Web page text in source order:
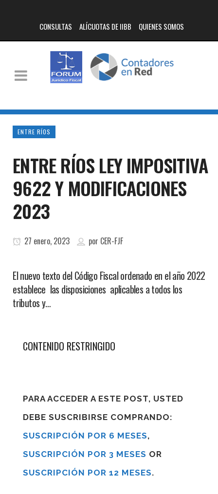
CONSULTAS ALÍCUOTAS DE IIBB QUIENES SOMOS
ENTRE RÍOS
ENTRE RÍOS LEY IMPOSITIVA
9622 Y MODIFICACIONES
2023
27 enero, 2023 por CER-FJF
El nuevo texto del Código Fiscal ordenado en el año 2022
establece las disposiciones aplicables a todos los
tributos y…
CONTENIDO RESTRINGIDO
PARA ACCEDER A ESTE POST, USTED
DEBE SUSCRIBIRSE COMPRANDO:
SUSCRIPCIÓN POR 6 MESES,
SUSCRIPCIÓN POR 3 MESES OR
SUSCRIPCIÓN POR 12 MESES.